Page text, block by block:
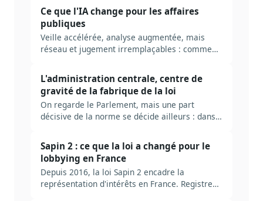
affaires publiques.
Ce que l'IA change pour les affaires
publiques
Veille accélérée, analyse augmentée, mais
réseau et jugement irremplaçables : comment
L'administration centrale, centre de
gravité de la fabrique de la loi
On regarde le Parlement, mais une part
décisive de la norme se décide ailleurs : dans
angle mort des affaires publiques.
Sapin 2 : ce que la loi a changé pour le
lobbying en France
Depuis 2016, la loi Sapin 2 encadre la
représentation d'intérêts en France. Registre